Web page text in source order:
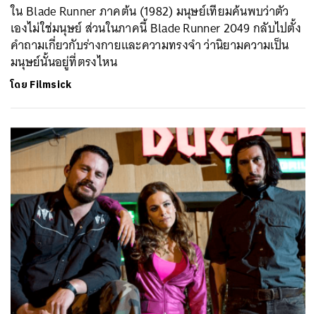
ใน Blade Runner ภาคต้น (1982) มนุษย์เทียมค้นพบว่าตัว
เองไม่ใช่มนุษย์ ส่วนในภาคนี้ Blade Runner 2049 กลับไปตั้ง
คำถามเกี่ยวกับร่างกายและความทรงจำ ว่านิยามความเป็น
มนุษย์นั้นอยู่ที่ตรงไหน
โดย Filmsick